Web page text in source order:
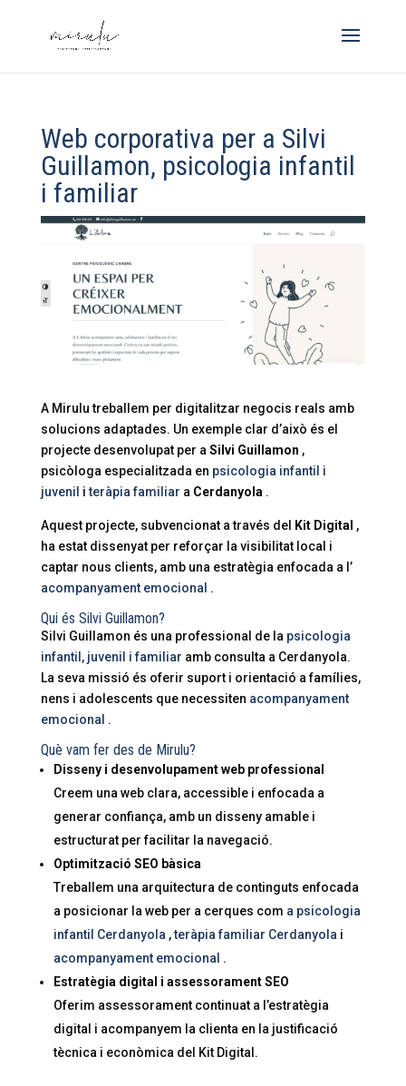
Web corporativa per a Silvi
Guillamon, psicologia infantil
i familiar
A Mirulu treballem per digitalitzar negocis reals amb
solucions adaptades. Un exemple clar d’això és el
projecte desenvolupat per a Silvi Guillamon ,
psicòloga especialitzada en psicologia infantil i
juvenil iteràpia familiar a Cerdanyola .
Aquest projecte, subvencionat a través del Kit Digital ,
ha estat dissenyat per reforçar la visibilitat local i
captar nous clients, amb una estratègia enfocada a l’
acompanyament emocional .
Qui és Silvi Guillamon?
Silvi Guillamon és una professional de la psicologia
infantil, juvenil i familiar amb consulta a Cerdanyola.
La seva missió és oferir suport i orientació a famílies,
nens i adolescents que necessiten acompanyament
emocional .
Què vam fer des de Mirulu?
Disseny i desenvolupament web professional
Creem una web clara, accessible i enfocada a
generar confiança, amb un disseny amable i
estructurat per facilitar la navegació.
Optimització SEO bàsica
Treballem una arquitectura de continguts enfocada
a posicionar la web per a cerques com a psicologia
infantil Cerdanyola ,teràpia familiar Cerdanyola i
acompanyament emocional .
Estratègia digital i assessorament SEO
Oferim assessorament continuat a l’estratègia
digital i acompanyem la clienta en la justificació
tècnica i econòmica del Kit Digital.